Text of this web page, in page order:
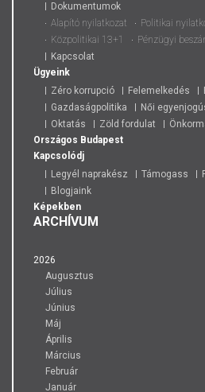
Dokumentumok
Alapító nyilatkozat
Politikai
Közpolitikai 13+1
Pénzügyi
Kapcsolat
Ügyeink
Zéro korrupció
Felemelkedés
Gazdaságpolitika
Női
Oktatás
Zöld fordulat
Országos Budapest
Kapcsolódj
Legyél naprakész
Támogass
Blogjaink
Képekben
ARCHÍVUM
2026
Augusztus
Július
Június
Máj
Április
Március
Február
Január